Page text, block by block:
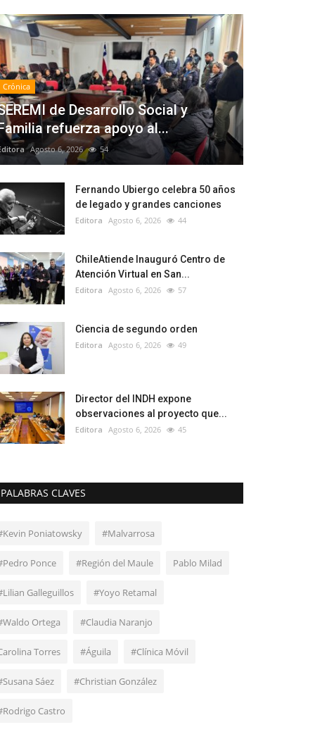
Crónica
de Desarrollo Social y
refuerza apoyo al...
Agosto 6, 2026 54
Fernando Ubiergo celebra 50 años
de legado y grandes canciones
Editora Agosto 6, 2026 44
ChileAtiende Inauguró Centro de
Atención Virtual en San...
Editora Agosto 6, 2026 57
Ciencia de segundo orden
Editora Agosto 6, 2026 49
Director del INDH expone
observaciones al proyecto que...
Editora Agosto 6, 2026 45
PALABRAS CLAVES
Poniatowsky #Malvarrosa
Ponce #Región del Maule Pablo Milad
Galleguillos #Yoyo Retamal
Ortega #Claudia Naranjo
Torres #Águila #Clínica Móvil
Sáez #Christian González
Castro